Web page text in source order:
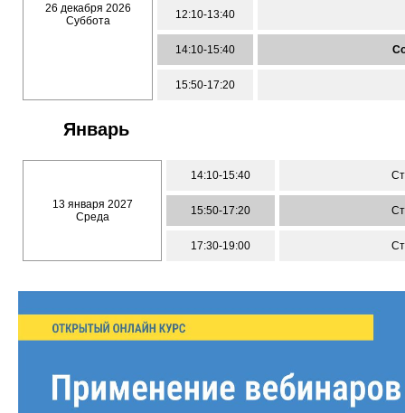
26 декабря 2026
Суббота
12:10-13:40
14:10-15:40
15:50-17:20
Январь
13 января 2027
Среда
14:10-15:40
15:50-17:20
17:30-19:00